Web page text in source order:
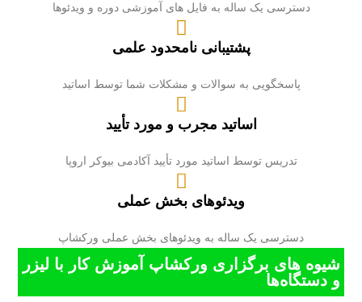
دسترسی یک ساله به فایل های آموزشی دوره و ویدئوها
پشتیبانی نامحدود علمی
پاسخگویی به سوالات و مشکلات شما توسط اساتید
اساتید مجرب و مورد تأیید
تدریس توسط اساتید مورد تأیید آکادمی بیوکر اروپا
ویدئوهای بخش عملی
دسترسی یک ساله به ویدئوهای بخش عملی ورکشاپ
شیوه های برگزاری ورکشاپ آموزش کار با لیزر
و دستگاه‌ها